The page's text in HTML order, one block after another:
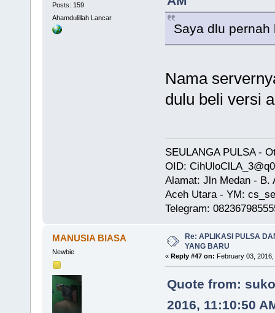
Posts: 159
Ahamdulillah Lancar
Saya dlu
Nama
dulu beli versi
SEULANGA PULSA -
OID:
Alamat: Jln Medan - B.
Aceh Utara - YM:
Telegram:
MANUSIA BIASA
Newbie
Re: APLIKASI PULSA
YANG BARU
« Reply #47 on: February 03,
Quote from:
2016, 11:10:50